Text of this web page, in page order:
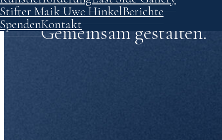
Stifter Maik Uwe HinkelBerichte
SpendenKontakt
Gemeinsam fördern.
Gemeinsam gestalten.